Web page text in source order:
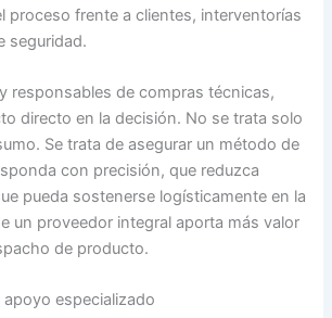
proceso frente a clientes, interventorías
seguridad.
responsables de compras técnicas,
directo en la decisión. No se trata solo
Se trata de asegurar un método de
con precisión, que reduzca
pueda sostenerse logísticamente en la
un proveedor integral aporta más valor
de producto.
especializado